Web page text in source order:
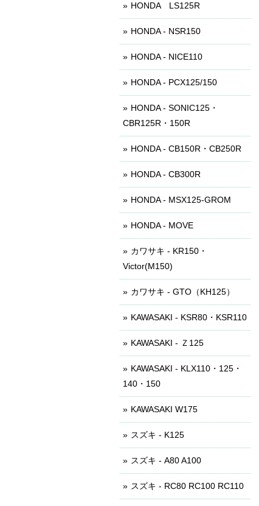
HONDA LS125R
HONDA - NSR150
HONDA - NICE110
HONDA - PCX125/150
HONDA - SONIC125・
CBR125R・150R
HONDA - CB150R・CB250R
HONDA - CB300R
HONDA - MSX125-GROM
HONDA - MOVE
カワサキ - KR150・
Victor(M150)
カワサキ - GTO（KH125）
KAWASAKI - KSR80・KSR110
KAWASAKI - Ｚ125
KAWASAKI - KLX110・125・
140・150
KAWASAKI W175
スズキ - K125
スズキ - A80 A100
スズキ - RC80 RC100 RC110